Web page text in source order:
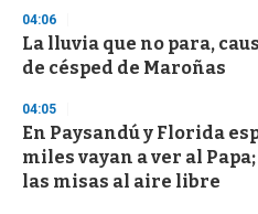
3
s
e
c
n
d
04:06
La lluvia que no para,
de césped de Maroñas
04:05
En Paysandú y Florida
miles vayan a ver al
las misas al aire libre